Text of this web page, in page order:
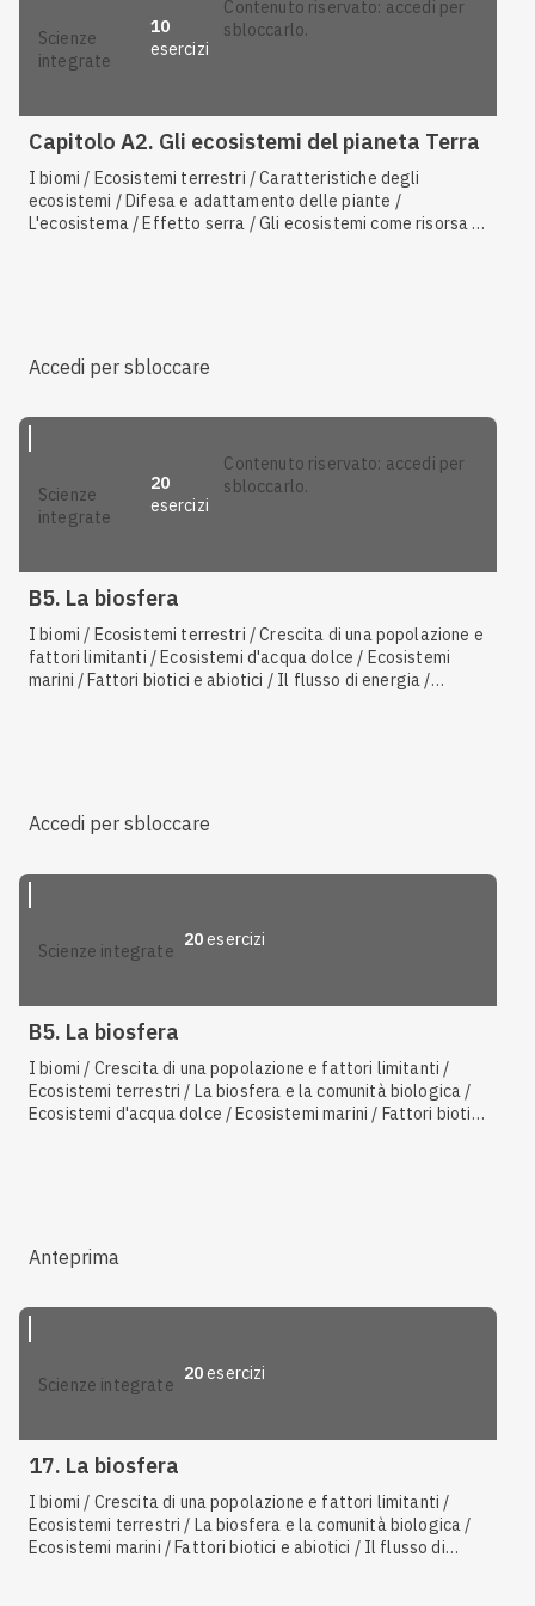
scienze
integrate
10
esercizi
contenuto riservato: accedi per
sbloccarlo.
Capitolo A2. Gli ecosistemi del pianeta Terra
I biomi / Ecosistemi terrestri / Caratteristiche degli
ecosistemi / Difesa e adattamento delle piante /
L'ecosistema / Effetto serra / Gli ecosistemi come risorsa /
Accedi per sbloccare
scienze
integrate
20
esercizi
contenuto riservato: accedi per
sbloccarlo.
B5. La biosfera
I biomi / Ecosistemi terrestri / Crescita di una popolazione e
fattori limitanti / Ecosistemi d'acqua dolce / Ecosistemi
marini / Fattori biotici e abiotici / Il flusso di energia /
Accedi per sbloccare
scienze integrate
20 esercizi
B5. La biosfera
I biomi / Crescita di una popolazione e fattori limitanti /
Ecosistemi terrestri / La biosfera e la comunità biologica /
Ecosistemi d'acqua dolce / Ecosistemi marini / Fattori biotici
Anteprima
scienze integrate
20 esercizi
17. La biosfera
I biomi / Crescita di una popolazione e fattori limitanti /
Ecosistemi terrestri / La biosfera e la comunità biologica /
Ecosistemi marini / Fattori biotici e abiotici / Il flusso di